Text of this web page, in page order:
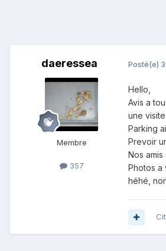
daeressea
Membre
357
Posté(e)
Hello,
Avis a
une
Parking
Prevoir
Nos
Photos a
héhé,